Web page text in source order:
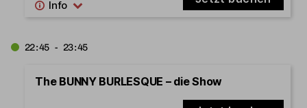
22:45 - 23:45
The BUNNY BURLESQUE – die Show